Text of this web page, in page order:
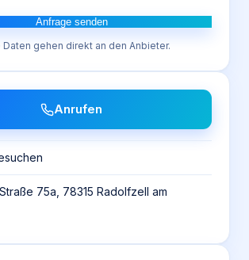
Anfrage senden
Daten gehen direkt an den Anbieter.
Anrufen
75a, 78315 Radolfzell am